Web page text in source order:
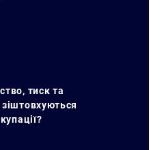
тиск та